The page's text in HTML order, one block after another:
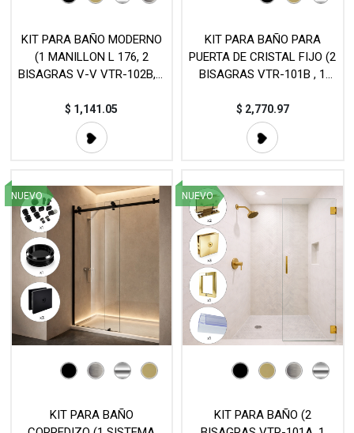
KIT PARA BAÑO MODERNO
(1 MANILLON L 176, 2
BISAGRAS V-V VTR-102B, 6
MOD. KIT4
$ 1,141.05
KIT PARA BAÑO PARA
PUERTA DE CRISTAL FIJO (2
BISAGRAS VTR-101B , 1
CONECTORES VTR-871B, 1
BARRA ESTABILIZADORA
VTR-63218) - MOD. KIT3
$ 2,770.97
NUEVO
KIT PARA BAÑO
NUEVO
KIT PARA BAÑO (2